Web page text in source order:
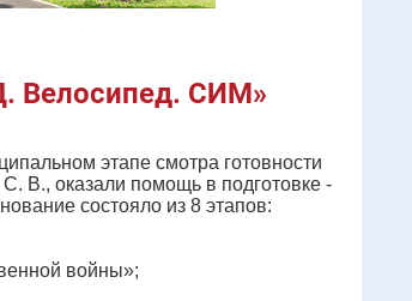
Велосипед. СИМ»
этапе смотра готовности
В., оказали помощь в подготовке -
состояло из 8 этапов:
войны»;